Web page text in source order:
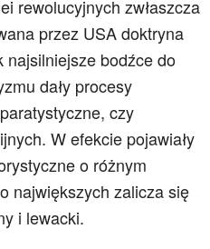
rewolucyjnych zwłaszcza
przez USA doktryna
najsilniejsze bodźce do
dały procesy
czy
W efekcie pojawiały
o różnym
największych zalicza się
i lewacki.